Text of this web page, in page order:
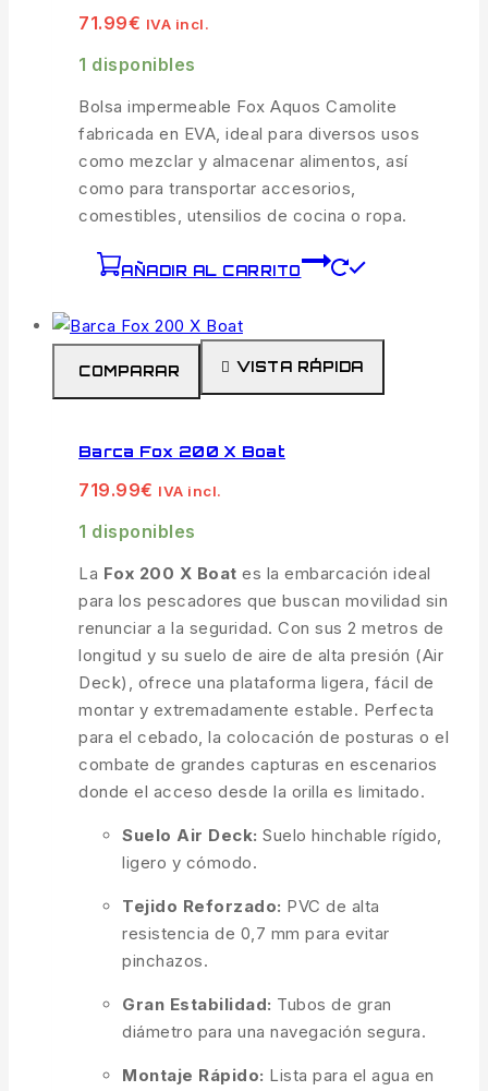
71.99€ IVA incl.
1 disponibles
Bolsa impermeable Fox Aquos Camolite
fabricada en EVA, ideal para diversos usos
como mezclar y almacenar alimentos, así
como para transportar accesorios,
comestibles, utensilios de cocina o ropa.
AÑADIR AL CARRITO
COMPARAR VISTA RÁPIDA
Barca Fox 200 X Boat
719.99€ IVA incl.
1 disponibles
La Fox 200 X Boat es la embarcación ideal
para los pescadores que buscan movilidad sin
renunciar a la seguridad. Con sus 2 metros de
longitud y su suelo de aire de alta presión (Air
Deck), ofrece una plataforma ligera, fácil de
montar y extremadamente estable. Perfecta
para el cebado, la colocación de posturas o el
combate de grandes capturas en escenarios
donde el acceso desde la orilla es limitado.
Suelo Air Deck: Suelo hinchable rígido,
ligero y cómodo.
Tejido Reforzado: PVC de alta
resistencia de 0,7 mm para evitar
pinchazos.
Gran Estabilidad: Tubos de gran
diámetro para una navegación segura.
Montaje Rápido: Lista para el agua en